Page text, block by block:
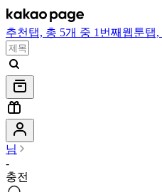
추천 탭, 총 5개 중 1번째 웹툰탭,
님
-
충전